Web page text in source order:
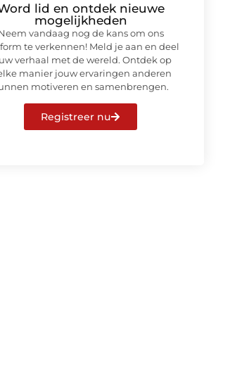
lid en ontdek nieuwe
mogelijkheden
vandaag nog de kans om ons
te verkennen! Meld je aan en deel
verhaal met de wereld. Ontdek op
manier jouw ervaringen anderen
motiveren en samenbrengen.
Registreer nu